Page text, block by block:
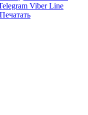
Viber Line
Печатать